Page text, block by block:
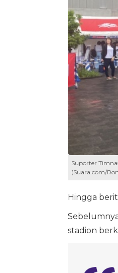
Suporter
(Suara.com/
Hingga
stadion